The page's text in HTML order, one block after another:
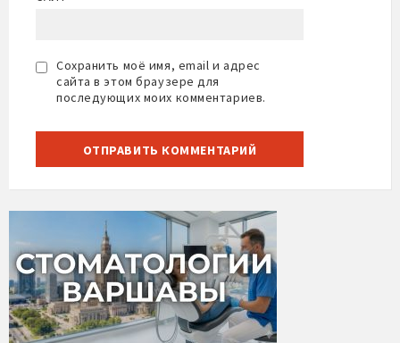
Сохранить моё имя, email и адрес
сайта в этом браузере для
последующих моих комментариев.